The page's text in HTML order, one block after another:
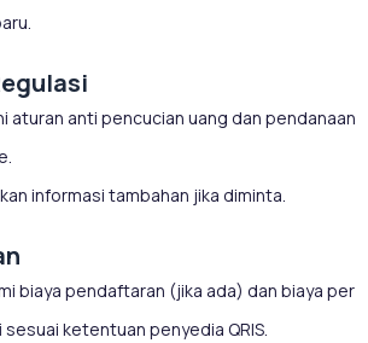
aturan anti pencucian uang dan pendanaan
informasi tambahan jika diminta.
biaya pendaftaran (jika ada) dan biaya per
ketentuan penyedia QRIS.